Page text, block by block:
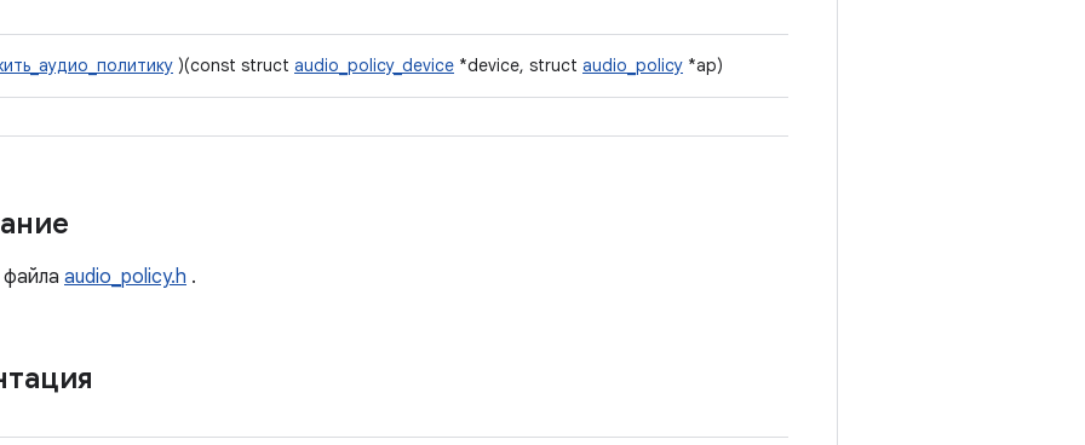
)(const struct audio_policy_device *device, struct audio_policy *ap)
файла audio_policy.h .